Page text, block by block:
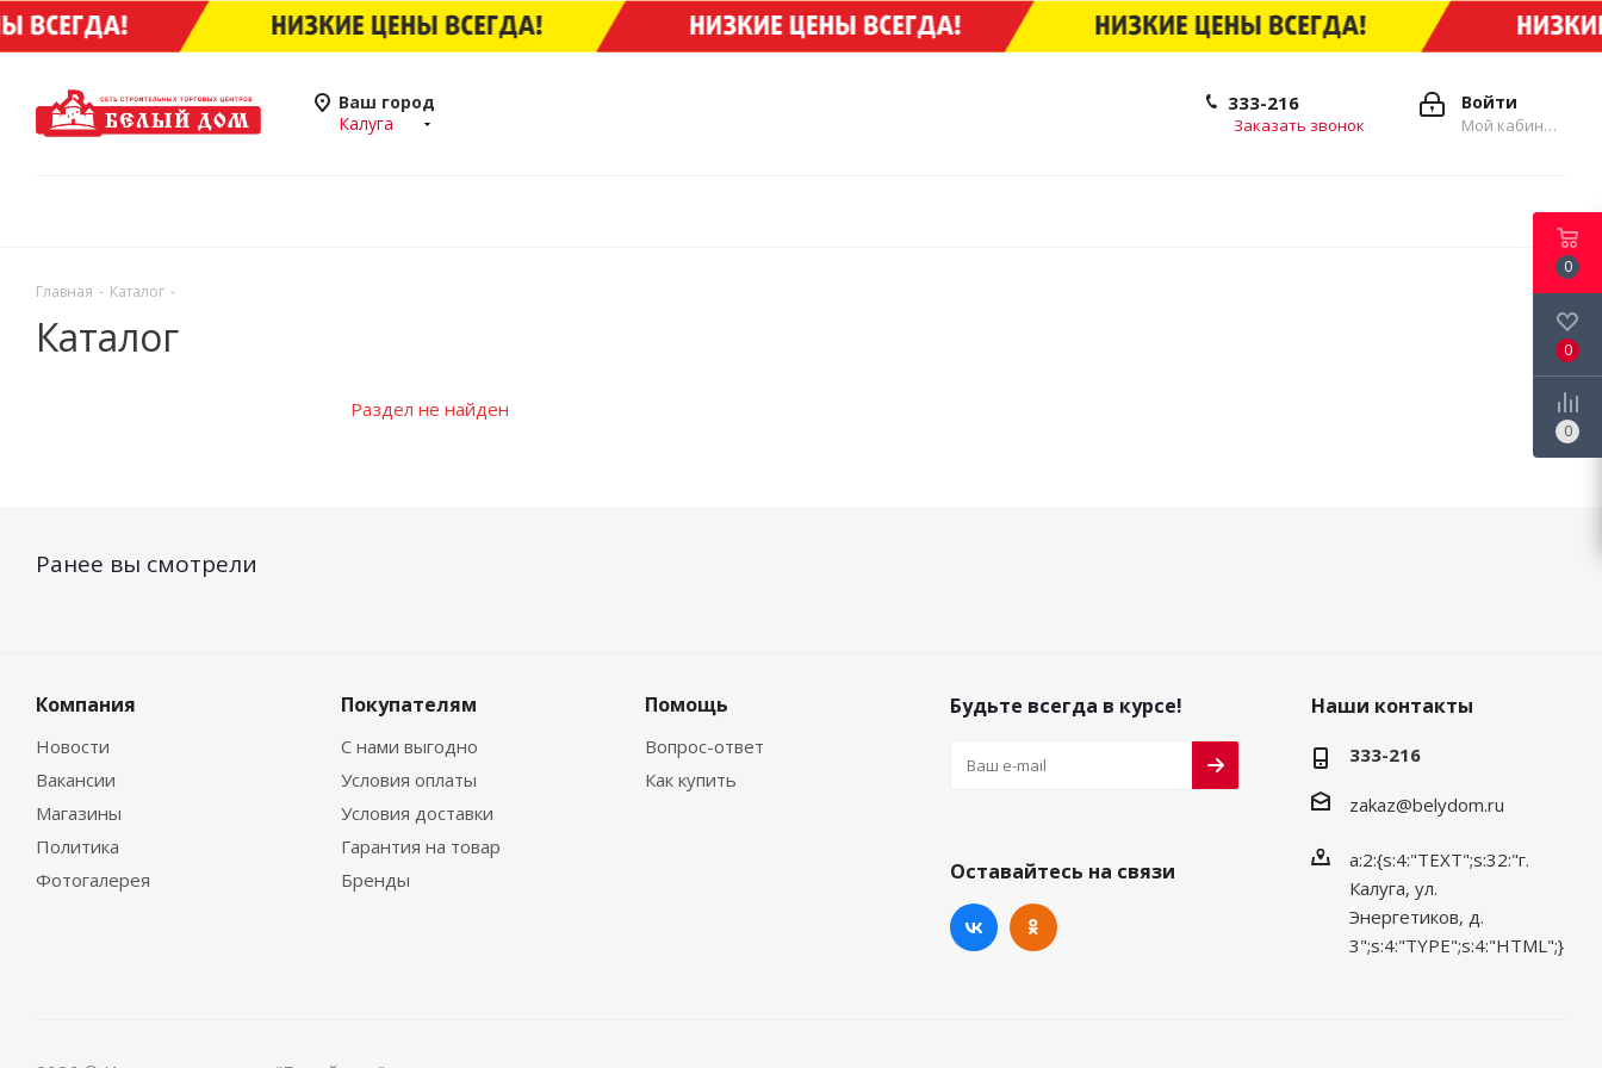
Ваш город
Калуга
Войти
Мой кабинет
333-216
Заказать звонок
Главная - Каталог -
Каталог
Раздел не найден
Ранее вы смотрели
Компания
Новости
Вакансии
Магазины
Политика
Фотогалерея
Покупателям
С нами выгодно
Условия оплаты
Условия доставки
Гарантия на товар
Бренды
Помощь
Вопрос-ответ
Как купить
Будьте всегда в курсе!
Оставайтесь на связи
Наши контакты
333-216
zakaz@belydom.ru
a:2:{s:4:"TEXT";s:32:"г.
Калуга, ул.
Энергетиков, д.
3";s:4:"TYPE";s:4:"HTML";}
0
0
0